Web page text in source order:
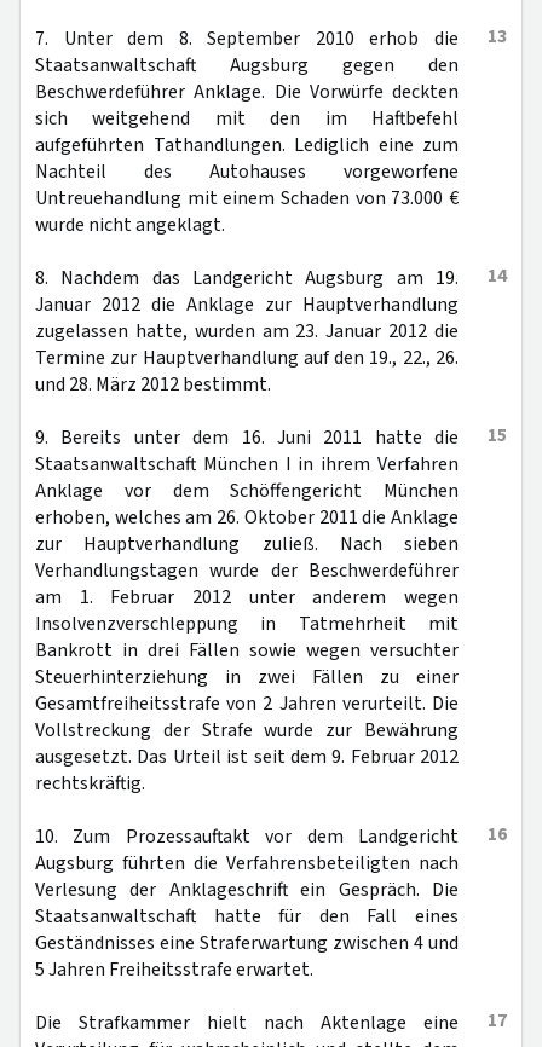
13
7. Unter dem 8. September 2010 erhob die
Staatsanwaltschaft Augsburg gegen den
Beschwerdeführer Anklage. Die Vorwürfe deckten
sich weitgehend mit den im Haftbefehl
aufgeführten Tathandlungen. Lediglich eine zum
Nachteil des Autohauses vorgeworfene
Untreuehandlung mit einem Schaden von 73.000 €
wurde nicht angeklagt.
14
8. Nachdem das Landgericht Augsburg am 19.
Januar 2012 die Anklage zur Hauptverhandlung
zugelassen hatte, wurden am 23. Januar 2012 die
Termine zur Hauptverhandlung auf den 19., 22., 26.
und 28. März 2012 bestimmt.
15
9. Bereits unter dem 16. Juni 2011 hatte die
Staatsanwaltschaft München I in ihrem Verfahren
Anklage vor dem Schöffengericht München
erhoben, welches am 26. Oktober 2011 die Anklage
zur Hauptverhandlung zuließ. Nach sieben
Verhandlungstagen wurde der Beschwerdeführer
am 1. Februar 2012 unter anderem wegen
Insolvenzverschleppung in Tatmehrheit mit
Bankrott in drei Fällen sowie wegen versuchter
Steuerhinterziehung in zwei Fällen zu einer
Gesamtfreiheitsstrafe von 2 Jahren verurteilt. Die
Vollstreckung der Strafe wurde zur Bewährung
ausgesetzt. Das Urteil ist seit dem 9. Februar 2012
rechtskräftig.
16
10. Zum Prozessauftakt vor dem Landgericht
Augsburg führten die Verfahrensbeteiligten nach
Verlesung der Anklageschrift ein Gespräch. Die
Staatsanwaltschaft hatte für den Fall eines
Geständnisses eine Straferwartung zwischen 4 und
5 Jahren Freiheitsstrafe erwartet.
17
Die Strafkammer hielt nach Aktenlage eine